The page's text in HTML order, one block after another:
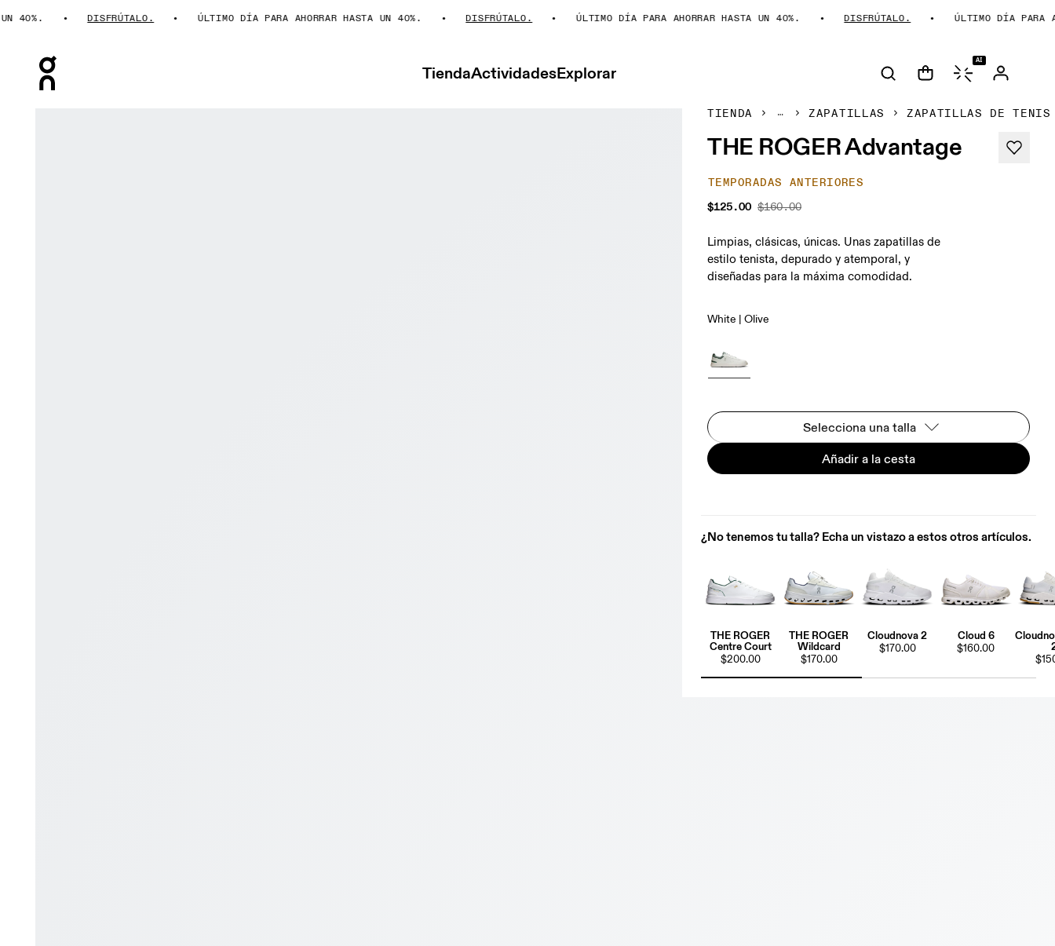
DISFRÚTALO. ÚLTIMO DÍA PARA AHORRAR HASTA UN 40%. DISFRÚTALO. ÚLTIMO DÍA PARA AHORRAR HASTA UN 40%. DISFRÚTALO. ÚLTIMO DÍA PARA
TiendaActividadesExplorar
AI
TIENDA ZAPATILLAS ZAPATILLAS DE TENIS
THE ROGER Advantage
TEMPORADAS ANTERIORES
$125.00 $160.00
Limpias, clásicas, únicas. Unas zapatillas de
estilo tenista, depurado y atemporal, y
diseñadas para la máxima comodidad.
White | Olive
Selecciona una talla
Añadir a la cesta
¿No tenemos tu talla? Echa un vistazo a estos otros artículos.
THE ROGER
Centre Court
$200.00
THE ROGER
Wildcard
$170.00
Cloudnova 2
$170.00
Cloud 6
$160.00